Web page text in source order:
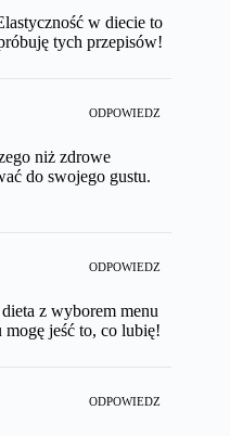
w diecie to
tych przepisów!
ODPOWIEDZ
niż zdrowe
do swojego gustu.
ODPOWIEDZ
z wyborem menu
jeść to, co lubię!
ODPOWIEDZ